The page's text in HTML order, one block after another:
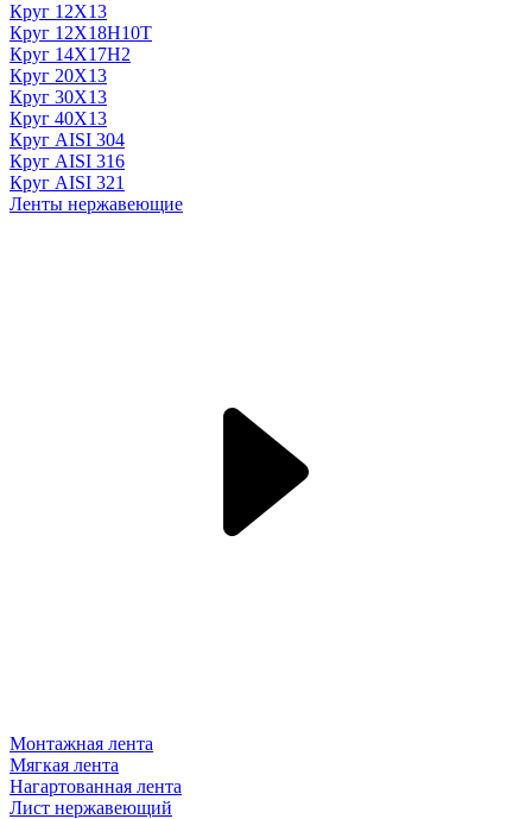
Круг 12Х13
Круг 12Х18Н10Т
Круг 14Х17Н2
Круг 20Х13
Круг 30Х13
Круг 40Х13
Круг AISI 304
Круг AISI 316
Круг AISI 321
Ленты нержавеющие
Монтажная лента
Мягкая лента
Нагартованная лента
Лист нержавеющий